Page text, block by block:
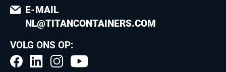
E-MAIL
NL@TITANCONTAINERS.COM
VOLG ONS OP: